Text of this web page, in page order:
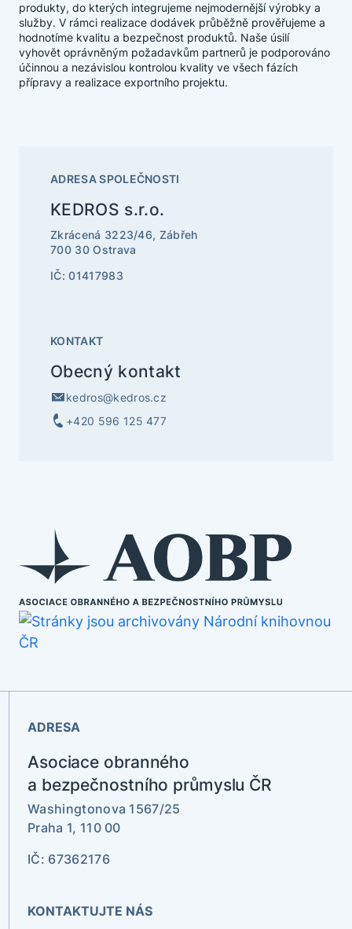
produkty, do kterých integrujeme nejmodernější výrobky a
služby. V rámci realizace dodávek průběžně prověřujeme a
hodnotíme kvalitu a bezpečnost produktů. Naše úsilí
vyhovět oprávněným požadavkům partnerů je podporováno
účinnou a nezávislou kontrolou kvality ve všech fázích
přípravy a realizace exportního projektu.
ADRESA SPOLEČNOSTI
KEDROS s.r.o.
Zkrácená 3223/46, Zábřeh
700 30 Ostrava
IČ: 01417983
KONTAKT
Obecný kontakt
kedros@kedros.cz
+420 596 125 477
ADRESA
Asociace obranného
a bezpečnostního průmyslu ČR
Washingtonova 1567/25
Praha 1, 110 00
IČ: 67362176
KONTAKTUJTE NÁS